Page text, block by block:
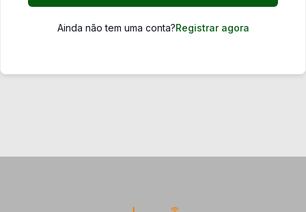
Ainda não tem uma conta?Registrar agora